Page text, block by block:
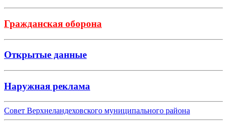
Гражданская оборона
Открытые данные
Наружная реклама
Совет Верхнеландеховского муниципального района